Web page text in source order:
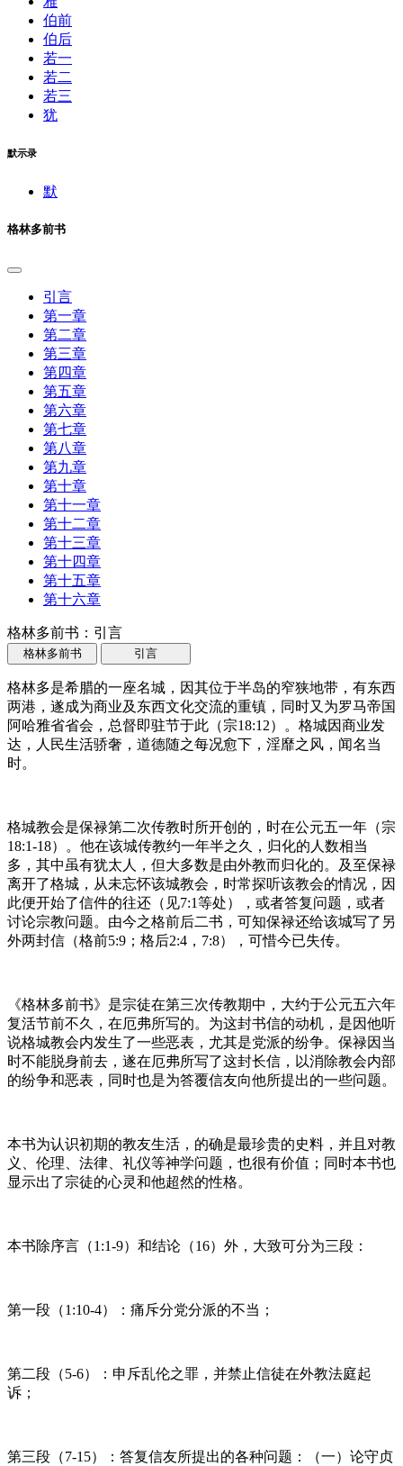
伯前
伯后
若一
若二
若三
犹
默示录
默
格林多前书
引言
第一章
第二章
第三章
第四章
第五章
第六章
第七章
第八章
第九章
第十章
第十一章
第十二章
第十三章
第十四章
第十五章
第十六章
格林多前书：引言
格林多前书 引言
格林多是希腊的一座名城，因其位于半岛的窄狭地带，有东西
两港，遂成为商业及东西文化交流的重镇，同时又为罗马帝国
阿哈雅省省会，总督即驻节于此（宗18:12）。格城因商业发
达，人民生活骄奢，道德随之每况愈下，淫靡之风，闻名当
时。
格城教会是保禄第二次传教时所开创的，时在公元五一年（宗
18:1-18）。他在该城传教约一年半之久，归化的人数相当
多，其中虽有犹太人，但大多数是由外教而归化的。及至保禄
离开了格城，从未忘怀该城教会，时常探听该教会的情况，因
此便开始了信件的往还（见7:1等处），或者答复问题，或者
讨论宗教问题。由今之格前后二书，可知保禄还给该城写了另
外两封信（格前5:9；格后2:4，7:8），可惜今已失传。
《格林多前书》是宗徒在第三次传教期中，大约于公元五六年
复活节前不久，在厄弗所写的。为这封书信的动机，是因他听
说格城教会内发生了一些恶表，尤其是党派的纷争。保禄因当
时不能脱身前去，遂在厄弗所写了这封长信，以消除教会内部
的纷争和恶表，同时也是为答覆信友向他所提出的一些问题。
本书为认识初期的教友生活，的确是最珍贵的史料，并且对教
义、伦理、法律、礼仪等神学问题，也很有价值；同时本书也
显示出了宗徒的心灵和他超然的性格。
本书除序言（1:1-9）和结论（16）外，大致可分为三段：
第一段（1:10-4）：痛斥分党分派的不当；
第二段（5-6）：申斥乱伦之罪，并禁止信徒在外教法庭起
诉；
第三段（7-15）：答复信友所提出的各种问题：（一）论守贞